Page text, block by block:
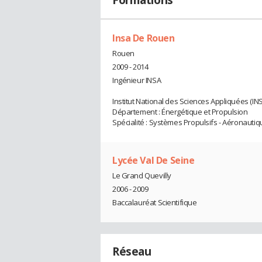
Insa De Rouen
Rouen
2009 - 2014
Ingénieur INSA
Institut National des Sciences Appliquées
Département : Énergétique et Propulsion
Spécialité : Systèmes Propulsifs -
Lycée Val De Seine
Le Grand Quevilly
2006 - 2009
Baccalauréat Scientifique
Réseau